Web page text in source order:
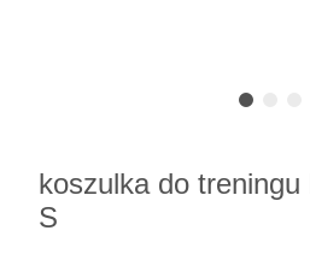
koszulka do
S